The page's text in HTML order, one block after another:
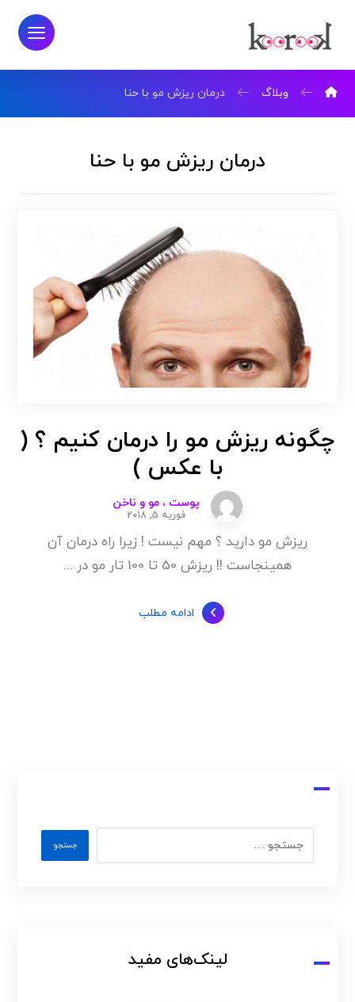
وبلاگ درمان ریزش مو با حنا
درمان ریزش مو با حنا
چگونه ریزش مو را درمان کنیم ؟ (
با عکس )
پوست ، مو و ناخن
فوریه 5, 2018
ریزش مو دارید ؟ مهم نیست ! زیرا راه درمان آن
همینجاست !! ریزش 50 تا 100 تار مو در ...
ادامه مطلب
لینک‌های مفید